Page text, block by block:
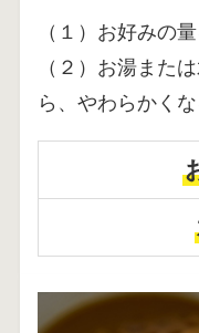
（１）お好みの
（２）お湯また
ら、やわらかく